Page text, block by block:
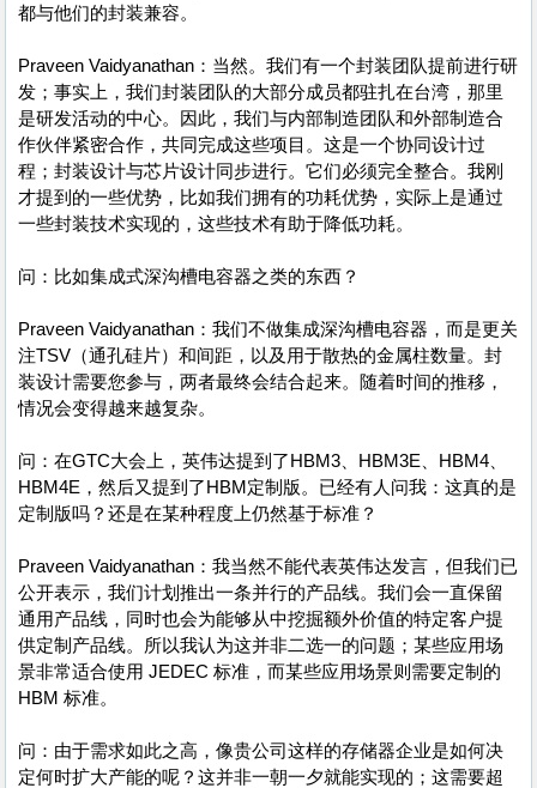
都与他们的封装兼容。
Praveen Vaidyanathan：当然。我们有一个封装团队提前进行研
发；事实上，我们封装团队的大部分成员都驻扎在台湾，那里
是研发活动的中心。因此，我们与内部制造团队和外部制造合
作伙伴紧密合作，共同完成这些项目。这是一个协同设计过
程；封装设计与芯片设计同步进行。它们必须完全整合。我刚
才提到的一些优势，比如我们拥有的功耗优势，实际上是通过
一些封装技术实现的，这些技术有助于降低功耗。
问：比如集成式深沟槽电容器之类的东西？
Praveen Vaidyanathan：我们不做集成深沟槽电容器，而是更关
注TSV（通孔硅片）和间距，以及用于散热的金属柱数量。封
装设计需要您参与，两者最终会结合起来。随着时间的推移，
情况会变得越来越复杂。
问：在GTC大会上，英伟达提到了HBM3、HBM3E、HBM4、
HBM4E，然后又提到了HBM定制版。已经有人问我：这真的是
定制版吗？还是在某种程度上仍然基于标准？
Praveen Vaidyanathan：我当然不能代表英伟达发言，但我们已
公开表示，我们计划推出一条并行的产品线。我们会一直保留
通用产品线，同时也会为能够从中挖掘额外价值的特定客户提
供定制产品线。所以我认为这并非二选一的问题；某些应用场
景非常适合使用 JEDEC 标准，而某些应用场景则需要定制的
HBM 标准。
问：由于需求如此之高，像贵公司这样的存储器企业是如何决
定何时扩大产能的呢？这并非一朝一夕就能实现的；这需要超